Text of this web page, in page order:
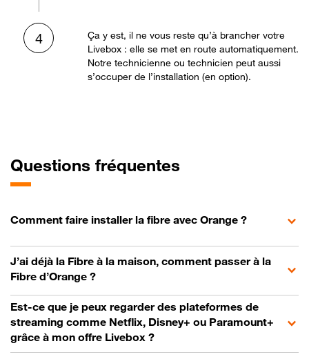
4
Ça y est, il ne vous reste qu’à brancher votre
Livebox : elle se met en route automatiquement.
Notre technicienne ou technicien peut aussi
s’occuper de l’installation (en option).
Questions fréquentes
Comment faire installer la fibre avec Orange ?
J’ai déjà la Fibre à la maison, comment passer à la
Fibre d’Orange ?
Est-ce que je peux regarder des plateformes de
streaming comme Netflix, Disney+ ou Paramount+
grâce à mon offre Livebox ?